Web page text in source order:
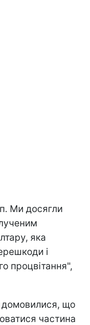
Ми досягли
яка
і
процвітання",
домовилися, що
частина